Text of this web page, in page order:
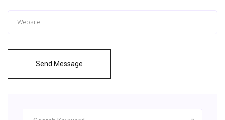
Send Message